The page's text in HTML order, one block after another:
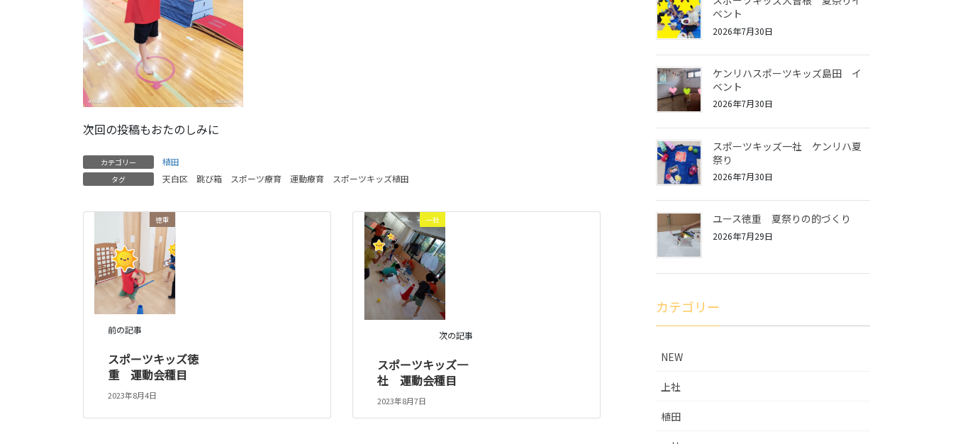
次回の投稿もおたのしみに
カテゴリー 植田
タグ 天白区 跳び箱 スポーツ療育 運動療育 スポーツキッズ植田
徳重
前の記事
スポーツキッズ徳
重 運動会種目
2023年8月4日
一社
次の記事
スポーツキッズ一
社 運動会種目
2023年8月7日
ベント
2026年7月30日
ケンリハスポーツキッズ島田 イ
ベント
2026年7月30日
スポーツキッズ一社 ケンリハ夏
祭り
2026年7月30日
ユース徳重 夏祭りの的づくり
2026年7月29日
カテゴリー
NEW
上社
植田